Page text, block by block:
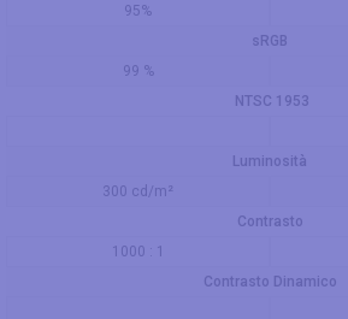
95%
sRGB
99 %
NTSC 1953
Luminosità
300 cd/m²
Contrasto
1000 : 1
Contrasto Dinamico